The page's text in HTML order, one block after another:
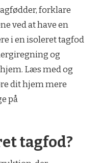
forklare
ved at have en
i en isoleret tagfod
og
Læs med og
dit hjem mere
på
tagfod?